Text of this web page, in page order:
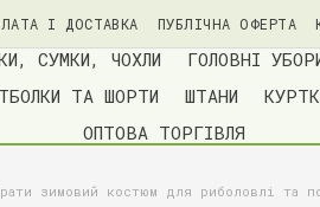
І ДОСТАВКА ПУБЛІЧНА ОФЕРТА
БЛОГ
СУМКИ, ЧОХЛИ ГОЛОВНІ
ТА ШОРТИ ШТАНИ
ОПТОВА ТОРГІВЛЯ
зимовий костюм для риболовлі та